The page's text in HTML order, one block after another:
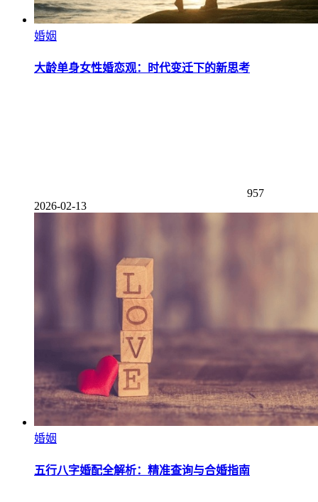
婚姻
大龄单身女性婚恋观：时代变迁下的新思考
957
2026-02-13
婚姻
五行八字婚配全解析：精准查询与合婚指南